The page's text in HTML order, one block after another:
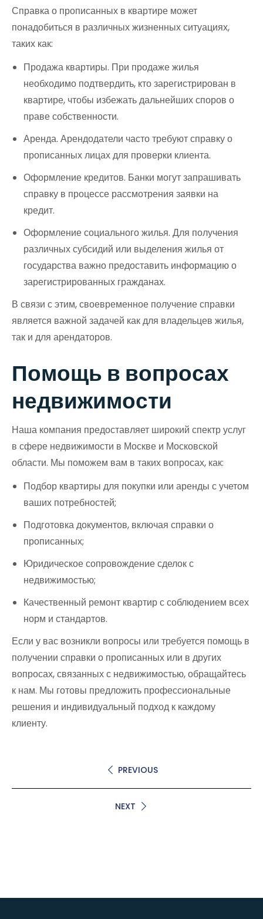
Справка о прописанных в квартире может
понадобиться в различных жизненных ситуациях,
таких как:
Продажа квартиры. При продаже жилья
необходимо подтвердить, кто зарегистрирован в
квартире, чтобы избежать дальнейших споров о
праве собственности.
Аренда. Арендодатели часто требуют справку о
прописанных лицах для проверки клиента.
Оформление кредитов. Банки могут запрашивать
справку в процессе рассмотрения заявки на
кредит.
Оформление социального жилья. Для получения
различных субсидий или выделения жилья от
государства важно предоставить информацию о
зарегистрированных гражданах.
В связи с этим, своевременное получение справки
является важной задачей как для владельцев жилья,
так и для арендаторов.
Помощь в вопросах
недвижимости
Наша компания предоставляет широкий спектр услуг
в сфере недвижимости в Москве и Московской
области. Мы поможем вам в таких вопросах, как:
Подбор квартиры для покупки или аренды с учетом
ваших потребностей;
Подготовка документов, включая справки о
прописанных;
Юридическое сопровождение сделок с
недвижимостью;
Качественный ремонт квартир с соблюдением всех
норм и стандартов.
Если у вас возникли вопросы или требуется помощь в
получении справки о прописанных или в других
вопросах, связанных с недвижимостью, обращайтесь
к нам. Мы готовы предложить профессиональные
решения и индивидуальный подход к каждому
клиенту.
PREVIOUS
NEXT